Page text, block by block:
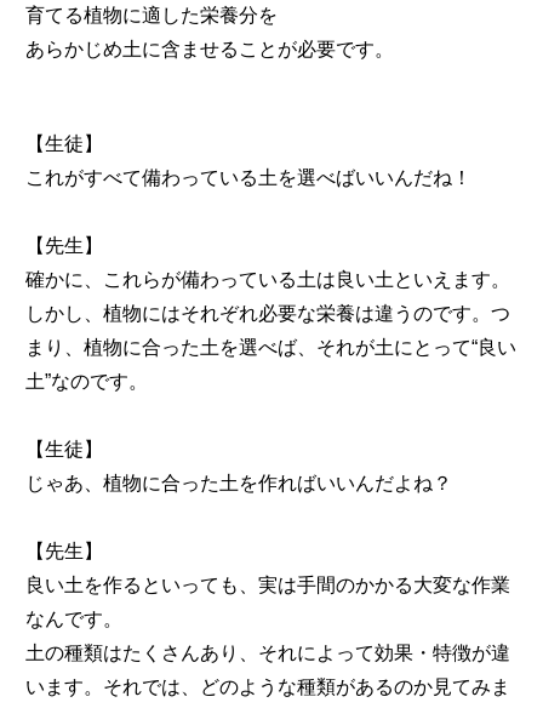
育てる植物に適した栄養分を
あらかじめ土に含ませることが必要です。
【生徒】
これがすべて備わっている土を選べばいいんだね！
【先生】
確かに、これらが備わっている土は良い土といえます。
しかし、植物にはそれぞれ必要な栄養は違うのです。つ
まり、植物に合った土を選べば、それが土にとって“良い
土”なのです。
【生徒】
じゃあ、植物に合った土を作ればいいんだよね？
【先生】
良い土を作るといっても、実は手間のかかる大変な作業
なんです。
土の種類はたくさんあり、それによって効果・特徴が違
います。それでは、どのような種類があるのか見てみま